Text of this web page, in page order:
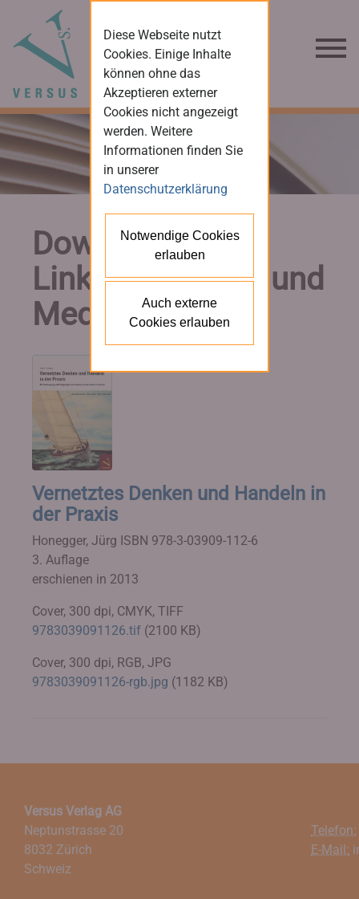
Downloads und
Links für Presse und
Medien
Vernetztes Denken und Handeln in
der Praxis
Honegger, Jürg ISBN 978-3-03909-112-6
3. Auflage
erschienen in 2013
Cover, 300 dpi, CMYK, TIFF
9783039091126.tif (2100 KB)
Cover, 300 dpi, RGB, JPG
9783039091126-rgb.jpg (1182 KB)
Versus Verlag AG
Neptunstrasse 20
8032 Zürich
Schweiz
Telefon:
E-Mail:
Diese Webseite nutzt
Cookies. Einige Inhalte
können ohne das
Akzeptieren externer
Cookies nicht angezeigt
werden. Weitere
Informationen finden Sie
in unserer
Datenschutzerklärung
Notwendige Cookies
erlauben
Auch externe
Cookies erlauben